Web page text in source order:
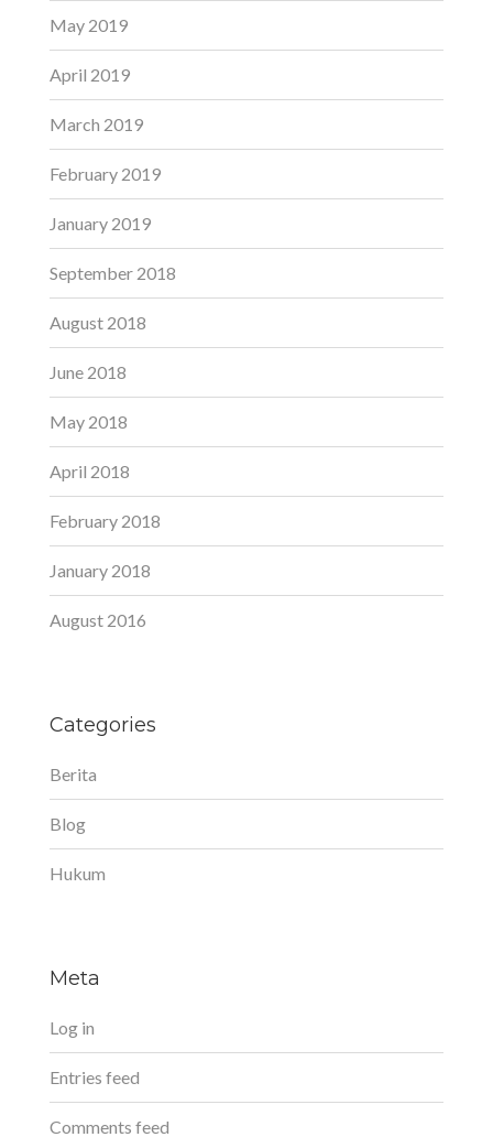
May 2019
April 2019
March 2019
February 2019
January 2019
September 2018
August 2018
June 2018
May 2018
April 2018
February 2018
January 2018
August 2016
Categories
Berita
Blog
Hukum
Meta
Log in
Entries feed
Comments feed